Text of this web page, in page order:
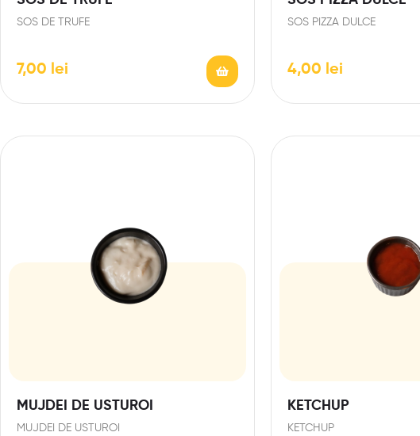
SOS DE TRUFE
7,00 lei
SOS PIZZA DULCE
4,00 lei
MUJDEI DE USTUROI
MUJDEI DE USTUROI
KETCHUP
KETCHUP